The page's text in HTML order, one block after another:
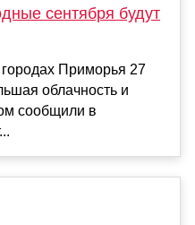
сентября будут
Приморья 27
облачность и
сообщили в